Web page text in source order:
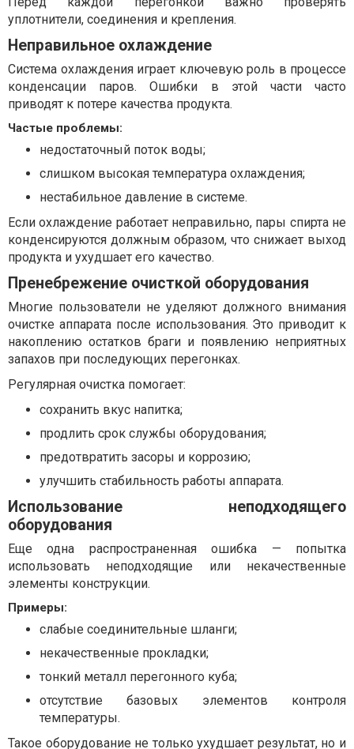
уплотнители, соединения и крепления.
Неправильное охлаждение
Система охлаждения играет ключевую роль в процессе
конденсации паров. Ошибки в этой части часто
приводят к потере качества продукта.
Частые проблемы:
недостаточный поток воды;
слишком высокая температура охлаждения;
нестабильное давление в системе.
Если охлаждение работает неправильно, пары спирта не
конденсируются должным образом, что снижает выход
продукта и ухудшает его качество.
Пренебрежение очисткой оборудования
Многие пользователи не уделяют должного внимания
очистке аппарата после использования. Это приводит к
накоплению остатков браги и появлению неприятных
запахов при последующих перегонках.
Регулярная очистка помогает:
сохранить вкус напитка;
продлить срок службы оборудования;
предотвратить засоры и коррозию;
улучшить стабильность работы аппарата.
Использование неподходящего
оборудования
Еще одна распространенная ошибка — попытка
использовать неподходящие или некачественные
элементы конструкции.
Примеры:
слабые соединительные шланги;
некачественные прокладки;
тонкий металл перегонного куба;
отсутствие базовых элементов контроля
температуры.
Такое оборудование не только ухудшает результат, но и